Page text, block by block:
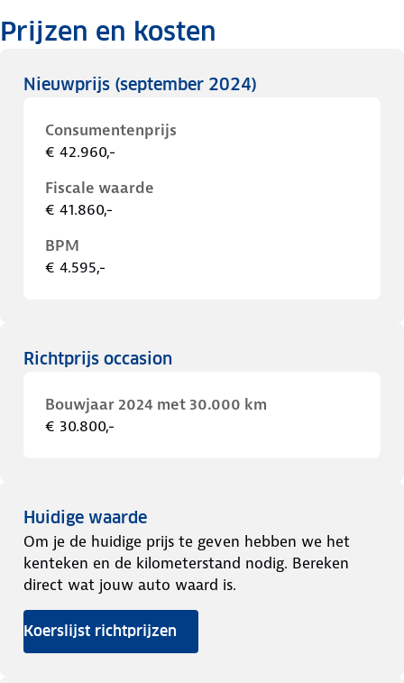
Prijzen en kosten
Nieuwprijs (september 2024)
Consumentenprijs
€ 42.960,-
Fiscale waarde
€ 41.860,-
BPM
€ 4.595,-
Richtprijs occasion
Bouwjaar 2024 met 30.000 km
€ 30.800,-
Huidige waarde
Om je de huidige prijs te geven hebben we het
kenteken en de kilometerstand nodig. Bereken
direct wat jouw auto waard is.
Koerslijst richtprijzen